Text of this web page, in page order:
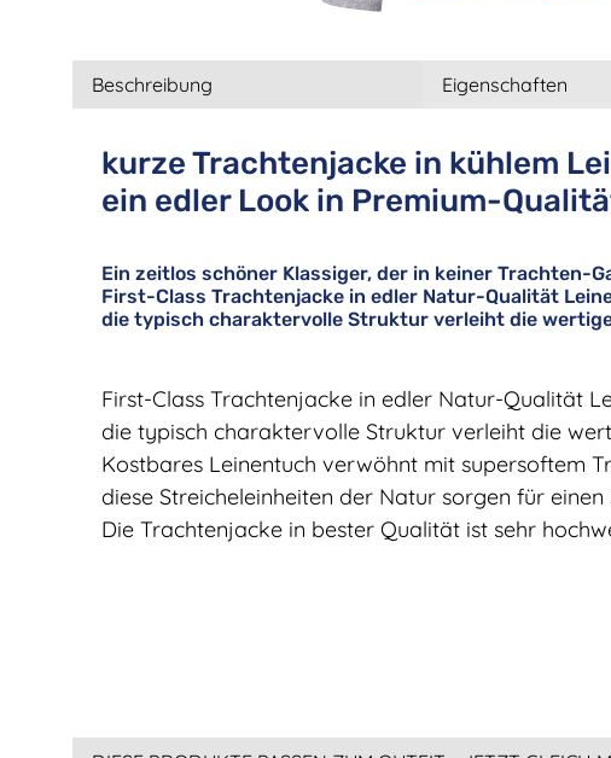
Beschreibung Eigenschaften
kurze Trachtenjacke in kühlem
ein edler Look in Premium-
Ein zeitlos schöner Klassiger, der in keiner Trachten-
First-Class Trachtenjacke in edler Natur-Qualität
die typisch charaktervolle Struktur verleiht die
First-Class Trachtenjacke in edler Natur-Qualität
die typisch charaktervolle Struktur verleiht die
Kostbares Leinentuch verwöhnt mit supersoftem
diese Streicheleinheiten der Natur sorgen für einen
Die Trachtenjacke in bester Qualität ist sehr